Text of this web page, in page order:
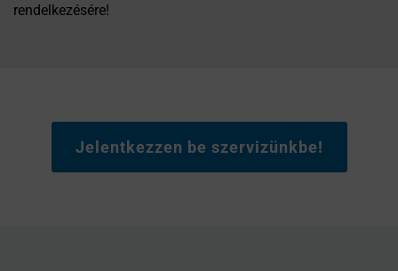
rendelkezésére!
Jelentkezzen be szervizünkbe!